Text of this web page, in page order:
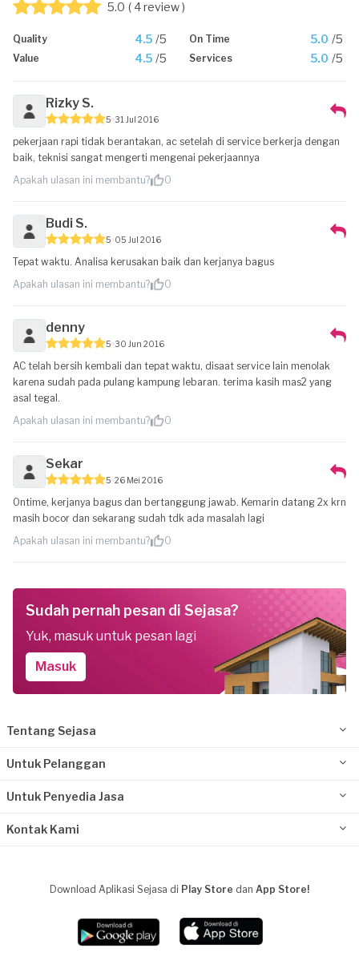
5.0 ( 4 review )
Quality 4.5 /5 On Time 5.0 /5
Value 4.5 /5 Services 5.0 /5
Rizky S.
5 31 Jul 2016
pekerjaan rapi tidak berantakan, ac setelah di service berkerja dengan
baik, teknisi sangat mengerti mengenai pekerjaannya
Apakah ulasan ini membantu?
0
Budi S.
5 05 Jul 2016
Tepat waktu. Analisa kerusakan baik dan kerjanya bagus
Apakah ulasan ini membantu?
0
denny
5 30 Jun 2016
AC telah bersih kembali dan tepat waktu, disaat service lain menolak
karena sudah pada pulang kampung lebaran. terima kasih mas2 yang
asal tegal.
Apakah ulasan ini membantu?
0
Sekar
5 26 Mei 2016
Ontime, kerjanya bagus dan bertanggung jawab. Kemarin datang 2x krn
masih bocor dan sekarang sudah tdk ada masalah lagi
Apakah ulasan ini membantu?
0
Sudah pernah pesan di Sejasa?
Yuk, masuk untuk pesan lagi
Masuk
Tentang Sejasa
Untuk Pelanggan
Untuk Penyedia Jasa
Kontak Kami
Download Aplikasi Sejasa di Play Store dan App Store!